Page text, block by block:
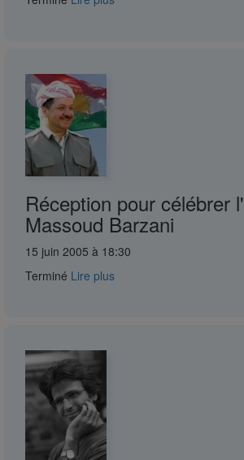
Réception pour célébrer
Massoud Barzani
15 juin 2005 à 18:30
Terminé Lire plus